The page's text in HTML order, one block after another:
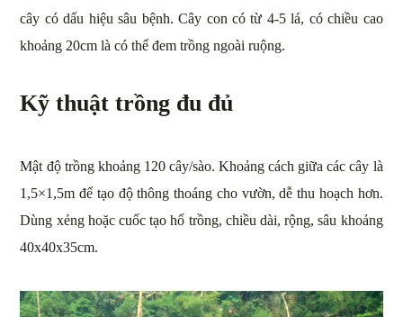
cây có dấu hiệu sâu bệnh. Cây con có từ 4-5 lá, có chiều cao
khoảng 20cm là có thể đem trồng ngoài ruộng.
Kỹ thuật trồng đu đủ
Mật độ trồng khoảng 120 cây/sào. Khoảng cách giữa các cây là
1,5×1,5m để tạo độ thông thoáng cho vườn, dễ thu hoạch hơn.
Dùng xẻng hoặc cuốc tạo hố trồng, chiều dài, rộng, sâu khoảng
40x40x35cm.